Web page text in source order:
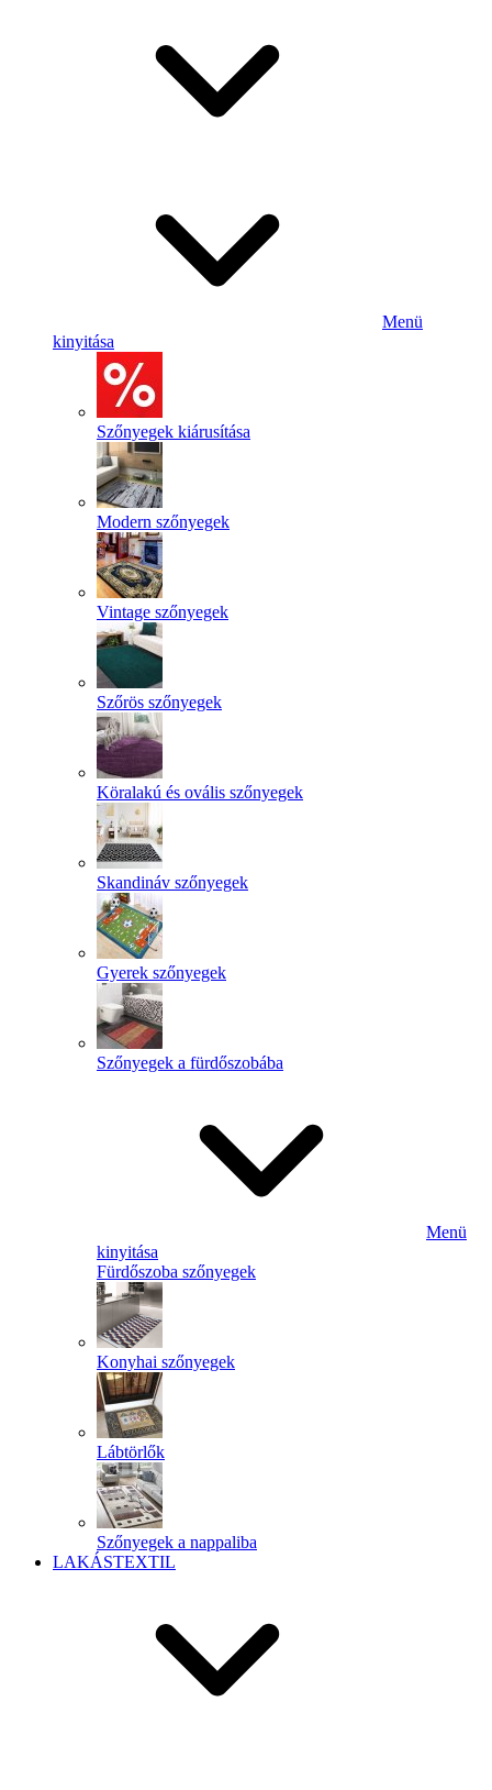
Menü
kinyitása
Szőnyegek kiárusítása
Modern szőnyegek
Vintage szőnyegek
Szőrös szőnyegek
Köralakú és ovális szőnyegek
Skandináv szőnyegek
Gyerek szőnyegek
Szőnyegek a fürdőszobába
Menü
kinyitása
Fürdőszoba szőnyegek
Konyhai szőnyegek
Lábtörlők
Szőnyegek a nappaliba
LAKÁSTEXTIL